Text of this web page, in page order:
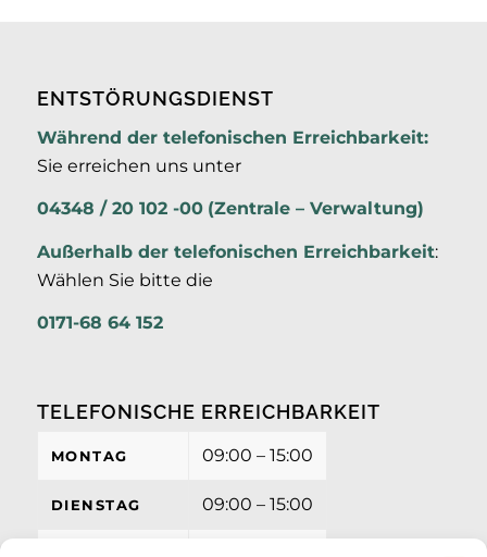
ENTSTÖRUNGSDIENST
Während der telefonischen Erreichbarkeit:
Sie erreichen uns unter
04348 / 20 102 -00 (Zentrale – Verwaltung)
Außerhalb der telefonischen Erreichbarkeit:
Wählen Sie bitte die
0171-68 64 152
TELEFONISCHE ERREICHBARKEIT
MONTAG 09:00 – 15:00
DIENSTAG 09:00 – 15:00